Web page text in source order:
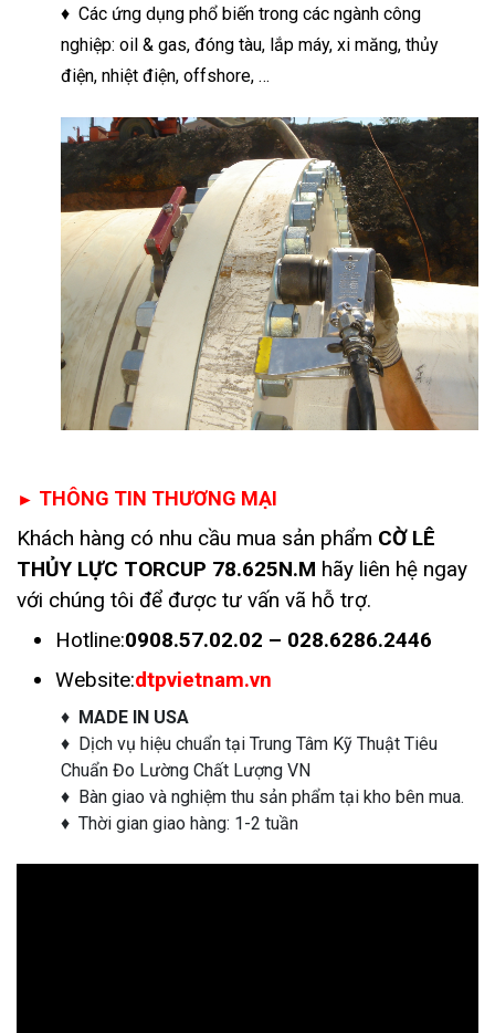
♦ Các ứng dụng phổ biến trong các ngành công
nghiệp: oil & gas, đóng tàu, lắp máy, xi măng, thủy
điện, nhiệt điện, offshore, …
► THÔNG TIN THƯƠNG MẠI
Khách hàng có nhu cầu mua sản phẩm CỜ LÊ
THỦY LỰC TORCUP 78.625N.M hãy liên hệ ngay
với chúng tôi để được tư vấn vã hỗ trợ.
Hotline:0908.57.02.02 – 028.6286.2446
Website:dtpvietnam.vn
♦ MADE IN USA
♦ Dịch vụ hiệu chuẩn tại Trung Tâm Kỹ Thuật Tiêu
Chuẩn Đo Lường Chất Lượng VN
♦ Bàn giao và nghiệm thu sản phẩm tại kho bên mua.
♦ Thời gian giao hàng: 1-2 tuần